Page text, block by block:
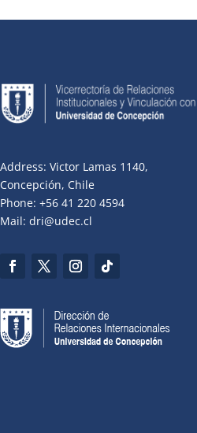
Address: Victor Lamas 1140,
Concepción, Chile
Phone: +56 41 220 4594
Mail: dri@udec.cl